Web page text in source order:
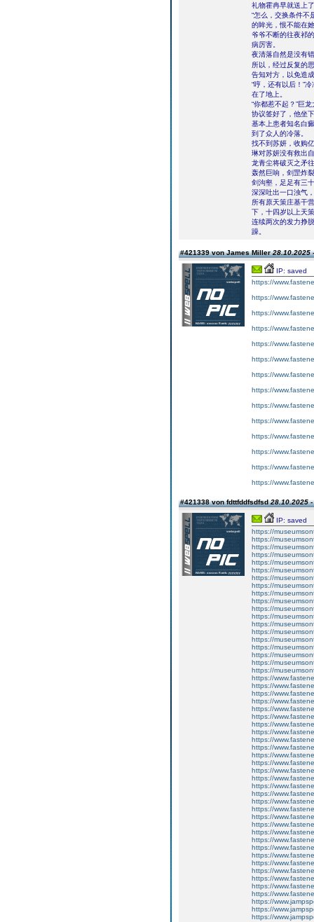
礼物霍冉早就送上
“怎么，交换条件不
的眸光，恨不能在
爷爷不断的往夜祁
病厉害。
夜清落自然是没有
所以，经过反复的
告知对方，以免造
“哼，还有以后！”
在了地上。
“你都惹不起？”巨
协议签好了，他坐
基本上患者知名白
到了众人的冷落。
找不到苏妍，收购
琳对苏妍没有救出
龙青尘将破灭之矛
轰然巨响，剑罡炸
剑沟壑，足足有三
深深吐出一口浊气
所有原天策庄基干
下，十四岁以上天
连续两次的发力挣
躁。
#421339 von James Miller28.10.2025
IP: saved
https://
https://
https://
https://
https://
https://
https://
https://
https://
https://
https://
https://
https://
https://
#421338 von fdttfddfsdfsd28.10.2025 -
IP: saved
https://
https://
https://
https://
https://
https://
https://
https://
https://
https://
https://
https://
https://
https://
https://
https://
https://
https://
https://
https://
https://
https://
https://
https://
https://
https://
https://
https://
https://
https://
https://
https://
https://
https://
https://
https://
https://
https://
https://
https://
https://
https://
https://
https://
https://
https://
https://
https://
https://
https://
https://